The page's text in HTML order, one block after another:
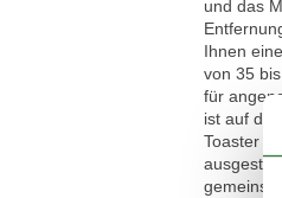
und das
Ihnen
von 35
für
ist auf die
Toaster